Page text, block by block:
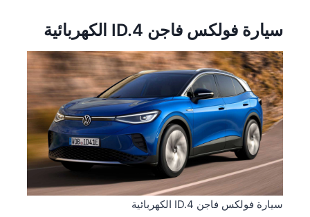
سيارة فولكس فاجن ID.4 الكهربائية
سيارة فولكس فاجن ID.4 الكهربائية